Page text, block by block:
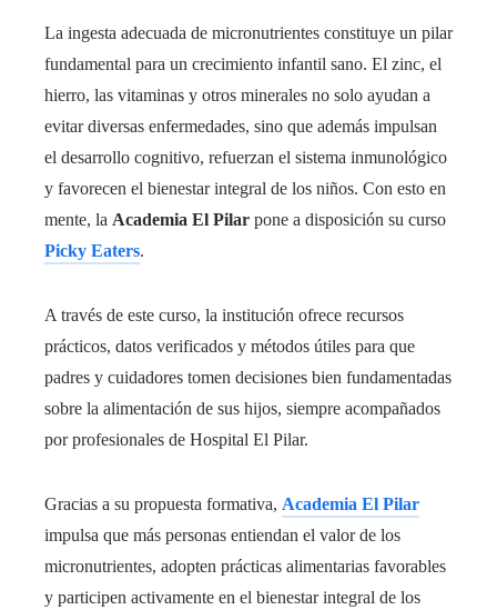
La ingesta adecuada de micronutrientes constituye un pilar
fundamental para un crecimiento infantil sano. El zinc, el
hierro, las vitaminas y otros minerales no solo ayudan a
evitar diversas enfermedades, sino que además impulsan
el desarrollo cognitivo, refuerzan el sistema inmunológico
y favorecen el bienestar integral de los niños. Con esto en
mente, la Academia El Pilar pone a disposición su curso
Picky Eaters.
A través de este curso, la institución ofrece recursos
prácticos, datos verificados y métodos útiles para que
padres y cuidadores tomen decisiones bien fundamentadas
sobre la alimentación de sus hijos, siempre acompañados
por profesionales de Hospital El Pilar.
Gracias a su propuesta formativa, Academia El Pilar
impulsa que más personas entiendan el valor de los
micronutrientes, adopten prácticas alimentarias favorables
y participen activamente en el bienestar integral de los